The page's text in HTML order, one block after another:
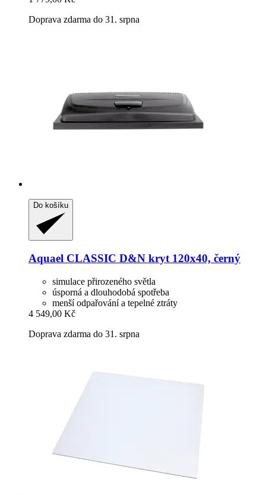
Doprava zdarma do 31. srpna
Do košíku
Aquael CLASSIC D&N kryt 120x40, černý
simulace přirozeného světla
úsporná a dlouhodobá spotřeba
menší odpařování a tepelné ztráty
4 549,00 Kč
Doprava zdarma do 31. srpna